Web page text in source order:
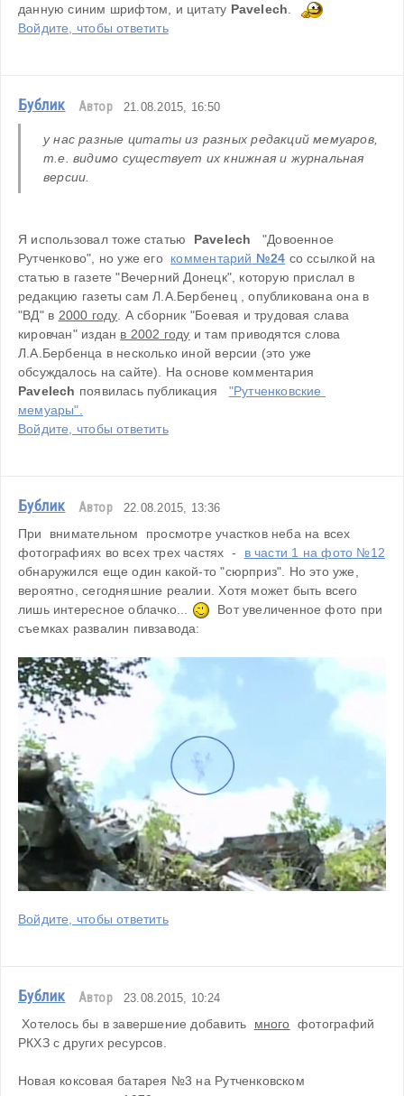
данную синим шрифтом, и цитату Pavelech
Войдите, чтобы ответить
Бублик Автор 21.08.2015, 16:50
у нас разные цитаты из разных редакций мемуаров,
т.е. видимо существует их книжная и журнальная
версии.
Я использовал тоже статью Pavelech
"Довоенное
Рутченково", но уже его комментарий №24 со ссылкой на
статью в газете "Вечерний Донецк", которую прислал в
редакцию газеты сам Л.А.Бербенец , опубликована она в
"ВД" в 2000 году . А сборник "Боевая и трудовая слава
кировчан" издан в 2002 году и там приводятся слова
Л.А.Бербенца в несколько иной версии (это уже
Pavelech появилась публикация "Рутченковские
мемуары".
Войдите, чтобы ответить
Бублик Автор 22.08.2015, 13:36
При  внимательном  просмотре участков неба на всех
фотографиях во всех трех частях  - в части 1 на фото №12
обнаружился еще один какой-то "сюрприз". Но это уже,
вероятно, сегодняшние реалии. Хотя может быть всего
лишь интересное облачко...
Вот увеличенное фото при
съемках развалин пивзавода:
Войдите, чтобы ответить
Бублик Автор 23.08.2015, 10:24
Хотелось бы в завершение добавить много фотографий
РКХЗ с других ресурсов.
Новая коксовая батарея №3 на Рутченковском